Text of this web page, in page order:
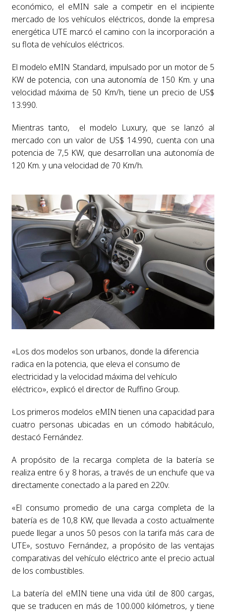
económico, el eMIN sale a competir en el incipiente
mercado de los vehículos eléctricos, donde la empresa
energética UTE marcó el camino con la incorporación a
su flota de vehículos eléctricos.
El modelo eMIN Standard, impulsado por un motor de 5
KW de potencia, con una autonomía de 150 Km. y una
velocidad máxima de 50 Km/h, tiene un precio de US$
13.990.
Mientras tanto, el modelo Luxury, que se lanzó al
mercado con un valor de US$ 14.990, cuenta con una
potencia de 7,5 KW, que desarrollan una autonomía de
120 Km. y una velocidad de 70 Km/h.
«Los dos modelos son urbanos, donde la diferencia
radica en la potencia, que eleva el consumo de
electricidad y la velocidad máxima del vehículo
eléctrico», explicó el director de Ruffino Group.
Los primeros modelos eMIN tienen una capacidad para
cuatro personas ubicadas en un cómodo habitáculo,
destacó Fernández.
A propósito de la recarga completa de la batería se
realiza entre 6 y 8 horas, a través de un enchufe que va
directamente conectado a la pared en 220v.
«El consumo promedio de una carga completa de la
batería es de 10,8 KW, que llevada a costo actualmente
puede llegar a unos 50 pesos con la tarifa más cara de
UTE», sostuvo Fernández, a propósito de las ventajas
comparativas del vehículo eléctrico ante el precio actual
de los combustibles.
La batería del eMIN tiene una vida útil de 800 cargas,
que se traducen en más de 100.000 kilómetros, y tiene